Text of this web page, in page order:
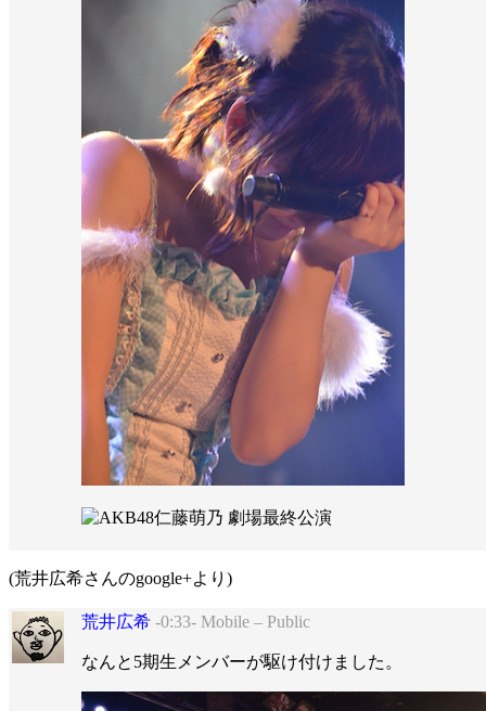
(荒井広希さんのgoogle+より)
荒井広希 -0:33- Mobile – Public
なんと5期生メンバーが駆け付けました。